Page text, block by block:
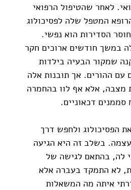
לאחר שהטיפול הרפואי
המטפל שלה לפסיכולוג
הסדירות הוא נפשי.
במשך חודשים ארוכים חקר
שמקור הבעיה בילדות
עם ההורים. אך תובנות אלה
מצבה, אלא אף לוו בהחמרה
דכאוניים.
הפסיכולוג ולחפש דרך
בשלב זה היא הגיעה
לה, בהתאם לגישה של
לא התמקד בעברה אלא
איתה מה המשאלות